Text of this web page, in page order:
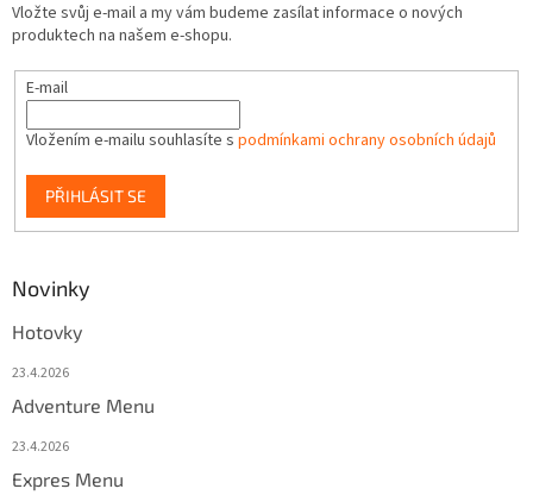
Vložte svůj e-mail a my vám budeme zasílat informace o nových
produktech na našem e-shopu.
E-mail
Vložením e-mailu souhlasíte s podmínkami ochrany osobních údajů
PŘIHLÁSIT SE
Novinky
Hotovky
23.4.2026
Adventure Menu
23.4.2026
Expres Menu